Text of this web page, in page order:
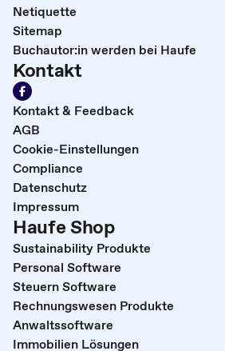
Netiquette
Sitemap
Buchautor:in werden bei Haufe
Kontakt
Kontakt & Feedback
AGB
Cookie-Einstellungen
Compliance
Datenschutz
Impressum
Haufe Shop
Sustainability Produkte
Personal Software
Steuern Software
Rechnungswesen Produkte
Anwaltssoftware
Immobilien Lösungen